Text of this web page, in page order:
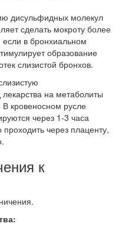
дисульфидных молекул
сделать мокроту более
если в бронхиальном
образование
слизистой бронхов.
на метаболиты
В кровеносном русле
через 1-3 часа
через плаценту,
к